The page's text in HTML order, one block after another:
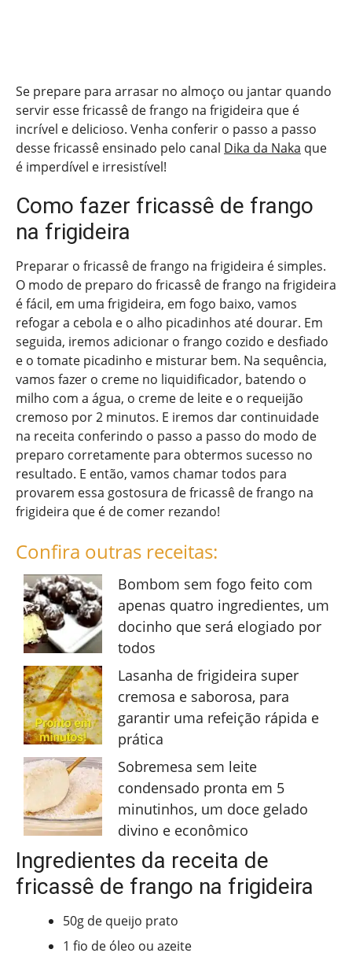
Se prepare para arrasar no almoço ou jantar quando
servir esse fricassê de frango na frigideira que é
incrível e delicioso. Venha conferir o passo a passo
desse fricassê ensinado pelo canal Dika da Naka que
é imperdível e irresistível!
Como fazer fricassê de frango
na frigideira
Preparar o fricassê de frango na frigideira é simples.
O modo de preparo do fricassê de frango na frigideira
é fácil, em uma frigideira, em fogo baixo, vamos
refogar a cebola e o alho picadinhos até dourar. Em
seguida, iremos adicionar o frango cozido e desfiado
e o tomate picadinho e misturar bem. Na sequência,
vamos fazer o creme no liquidificador, batendo o
milho com a água, o creme de leite e o requeijão
cremoso por 2 minutos. E iremos dar continuidade
na receita conferindo o passo a passo do modo de
preparo corretamente para obtermos sucesso no
resultado. E então, vamos chamar todos para
provarem essa gostosura de fricassê de frango na
frigideira que é de comer rezando!
Confira outras receitas:
Bombom sem fogo feito com
apenas quatro ingredientes, um
docinho que será elogiado por
todos
Lasanha de frigideira super
cremosa e saborosa, para
garantir uma refeição rápida e
prática
Sobremesa sem leite
condensado pronta em 5
minutinhos, um doce gelado
divino e econômico
Ingredientes da receita de
fricassê de frango na frigideira
50g de queijo prato
1 fio de óleo ou azeite